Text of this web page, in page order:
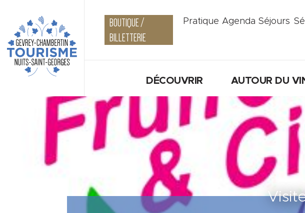
BOUTIQUE /
BILLETTERIE
Pratique Agenda Séjours
DÉCOUVRIR AUTOUR DU